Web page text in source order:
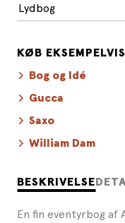
BESKRIVELSE
En fin eventyrbog af
Lydbog
KØB
Bog og Idé
Gucca
Saxo
William Dam